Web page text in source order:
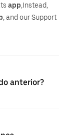
app,Instead,
, and our Support
anterior?